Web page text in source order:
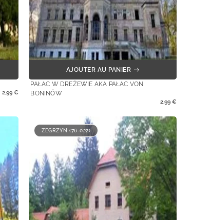
2,99€
AJOUTER AU PANIER
PAŁAC W DREŻEWIE AKA PAŁAC VON
BONINÓW
2,99 €
ZEGRZYN (76-022)